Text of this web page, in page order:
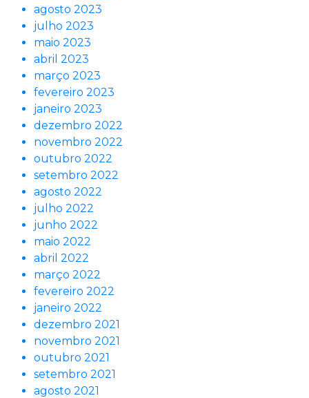
agosto 2023
julho 2023
maio 2023
abril 2023
março 2023
fevereiro 2023
janeiro 2023
dezembro 2022
novembro 2022
outubro 2022
setembro 2022
agosto 2022
julho 2022
junho 2022
maio 2022
abril 2022
março 2022
fevereiro 2022
janeiro 2022
dezembro 2021
novembro 2021
outubro 2021
setembro 2021
agosto 2021